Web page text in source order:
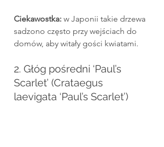
Ciekawostka: w Japonii takie drzewa
sadzono często przy wejściach do
domów, aby witały gości kwiatami.
2. Głóg pośredni ‘Paul’s
Scarlet’ (Crataegus
laevigata ‘Paul’s Scarlet’)